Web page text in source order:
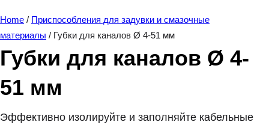
Home / Приспособления для задувки и смазочные
материалы / Губки для каналов Ø 4-51 мм
Губки для каналов Ø 4-
51 мм
Эффективно изолируйте и заполняйте кабельные